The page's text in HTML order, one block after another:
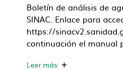
Boletín de análisis de
SINAC. Enlace para
https://
continuación el manual
Leer más